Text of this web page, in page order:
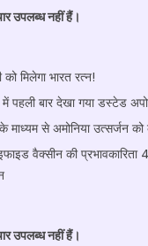
उपलब्ध नहीं हैं।
मिलेगा भारत रत्न!
पहली बार देखा गया डस्टेड
माध्यम से अमोनिया उत्सर्जन
वैक्सीन की
उपलब्ध नहीं हैं।